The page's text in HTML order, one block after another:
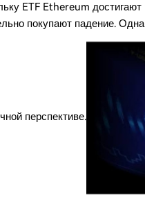
ETF Ethereum
покупают падение.
перспективе.